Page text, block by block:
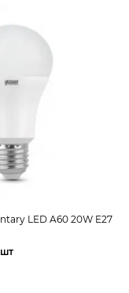
LED A60 20W E27